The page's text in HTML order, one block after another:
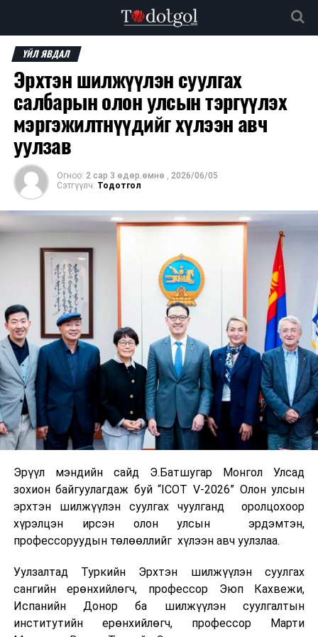
ҮЙЛ ЯВДАЛ
Эрхтэн шилжүүлэн суулгах
салбарын олон улсын тэргүүлэх
мэргэжилтнүүдийг хүлээн авч
уулзав
Огноо: 2 сар 3 өдөр.өмнө , 2026/06/05
Сэтгүүлч: Тодотгол
Эрүүл мэндийн сайд Э.Батшугар Монгол Улсад
зохион байгуулагдаж буй “ICOT V-2026” Олон улсын
эрхтэн шилжүүлэн суулгах чуулганд оролцохоор
хүрэлцэн ирсэн олон улсын эрдэмтэн,
профессоруудын төлөөллийг хүлээн авч уулзлаа.
Уулзалтад Туркийн Эрхтэн шилжүүлэн суулгах
сангийн ерөнхийлөгч, профессор Эюп Кахвежи,
Испанийн Донор ба шилжүүлэн суулгалтын
институтийн ерөнхийлөгч, профессор Марти